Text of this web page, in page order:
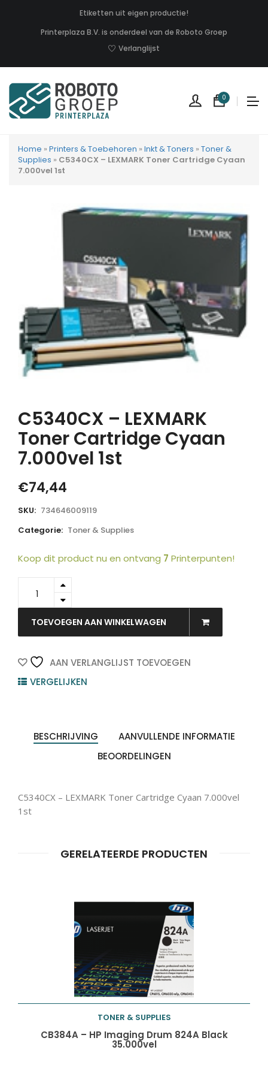
Etiketten uit eigen productie!
Printerplaza B.V. is onderdeel van de Roboto Groep
Verlanglijst
0
Geen
in
Home » Printers & Toebehoren » Inkt & Toners » Toner &
Supplies » C5340CX – LEXMARK Toner Cartridge Cyaan
7.000vel 1st
C5340CX – LEXMARK
Toner Cartridge Cyaan
7.000vel 1st
€74,44
SKU: 734646009119
Categorie: Toner & Supplies
Koop dit product nu en ontvang 7 Printerpunten!
LEXMARK
Toner
Cartridge
7.000vel
quantity
TOEVOEGEN AAN WINKELWAGEN
AAN VERLANGLIJST TOEVOEGEN
VERGELIJKEN
BESCHRIJVING
AANVULLENDE INFORMATIE
BEOORDELINGEN
C5340CX – LEXMARK Toner Cartridge Cyaan 7.000vel
1st
GERELATEERDE PRODUCTEN
Toevoegen aan
TONER & SUPPLIES
CB384A – HP Imaging Drum 824A Black
35.000vel